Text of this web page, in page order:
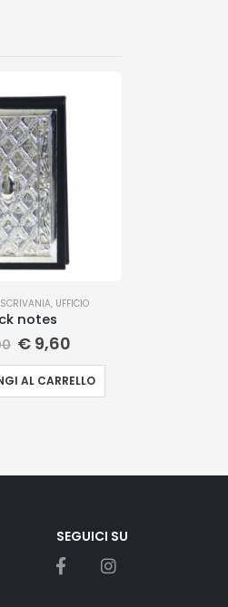
, UFFICIO
notes
€ 9,60
AL CARRELLO
SEGUICI SU